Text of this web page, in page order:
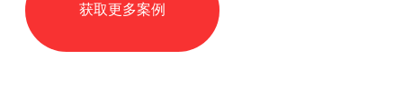
获取更多案例